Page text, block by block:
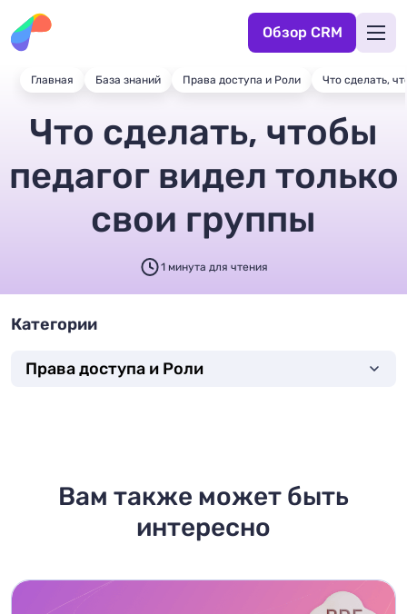
Обзор CRM
Главная База знаний Права доступа и Роли Что сделать,
Что сделать, чтобы
педагог видел только
свои группы
1 минута для чтения
Категории
Права доступа и Роли
Вам также может быть
интересно